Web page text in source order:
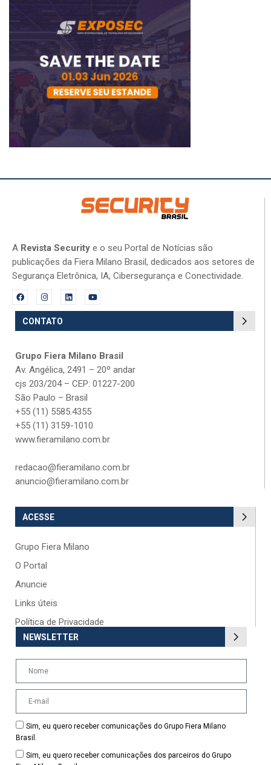
A Revista Security e o seu Portal de Notícias são
publicações da Fiera Milano Brasil, dedicados aos setores de
Segurança Eletrônica, IA, Cibersegurança e Conectividade.
CONTATO
Grupo Fiera Milano Brasil
Av. Angélica, 2491 – 20º andar
cjs 203/204 – CEP: 01227-200
São Paulo – Brasil
+55 (11) 5585.4355
+55 (11) 3159-1010
www.fieramilano.com.br
redacao@fieramilano.com.br
anuncio@fieramilano.com.br
ACESSE
Grupo Fiera Milano
O Portal
Anuncie
Links úteis
Política de Privacidade
NEWSLETTER
Sim, eu quero receber comunicações do Grupo Fiera Milano
Brasil.
Sim, eu quero receber comunicações dos parceiros do Grupo